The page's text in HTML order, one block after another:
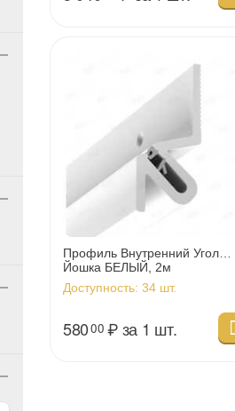
Профиль Внутренний Угол
Йошка БЕЛЫЙ, 2м
Доступность: 34 шт.
58000 ₽за 1 шт.